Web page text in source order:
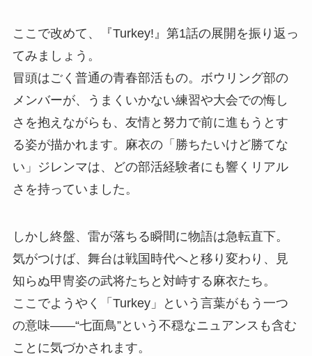
ここで改めて、『Turkey!』第1話の展開を振り返っ
てみましょう。
冒頭はごく普通の青春部活もの。ボウリング部の
メンバーが、うまくいかない練習や大会での悔し
さを抱えながらも、友情と努力で前に進もうとす
る姿が描かれます。麻衣の「勝ちたいけど勝てな
い」ジレンマは、どの部活経験者にも響くリアル
さを持っていました。
しかし終盤、雷が落ちる瞬間に物語は急転直下。
気がつけば、舞台は戦国時代へと移り変わり、見
知らぬ甲冑姿の武将たちと対峙する麻衣たち。
ここでようやく「Turkey」という言葉がもう一つ
の意味――“七面鳥”という不穏なニュアンスも含む
ことに気づかされます。